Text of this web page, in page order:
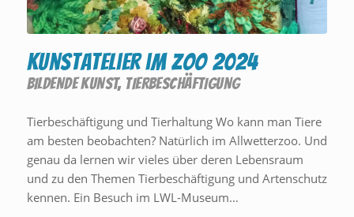
Kunstatelier im Zoo 2024
BILDENDE KUNST, TIERBESCHÄFTIGUNG
Tierbeschäftigung und Tierhaltung Wo kann man Tiere
am besten beobachten? Natürlich im Allwetterzoo. Und
genau da lernen wir vieles über deren Lebensraum
und zu den Themen Tierbeschäftigung und Artenschutz
kennen. Ein Besuch im LWL-Museum…